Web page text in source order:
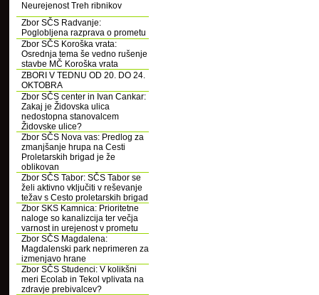
Neurejenost Treh ribnikov
Zbor SČS Radvanje:
Poglobljena razprava o prometu
Zbor SČS Koroška vrata:
Osrednja tema še vedno rušenje
stavbe MČ Koroška vrata
ZBORI V TEDNU OD 20. DO 24.
OKTOBRA
Zbor SČS center in Ivan Cankar:
Zakaj je Židovska ulica
nedostopna stanovalcem
Židovske ulice?
Zbor SČS Nova vas: Predlog za
zmanjšanje hrupa na Cesti
Proletarskih brigad je že
oblikovan
Zbor SČS Tabor: SČS Tabor se
želi aktivno vključiti v reševanje
težav s Cesto proletarskih brigad
Zbor SKS Kamnica: Prioritetne
naloge so kanalizcija ter večja
varnost in urejenost v prometu
Zbor SČS Magdalena:
Magdalenski park neprimeren za
izmenjavo hrane
Zbor SČS Studenci: V kolikšni
meri Ecolab in Tekol vplivata na
zdravje prebivalcev?